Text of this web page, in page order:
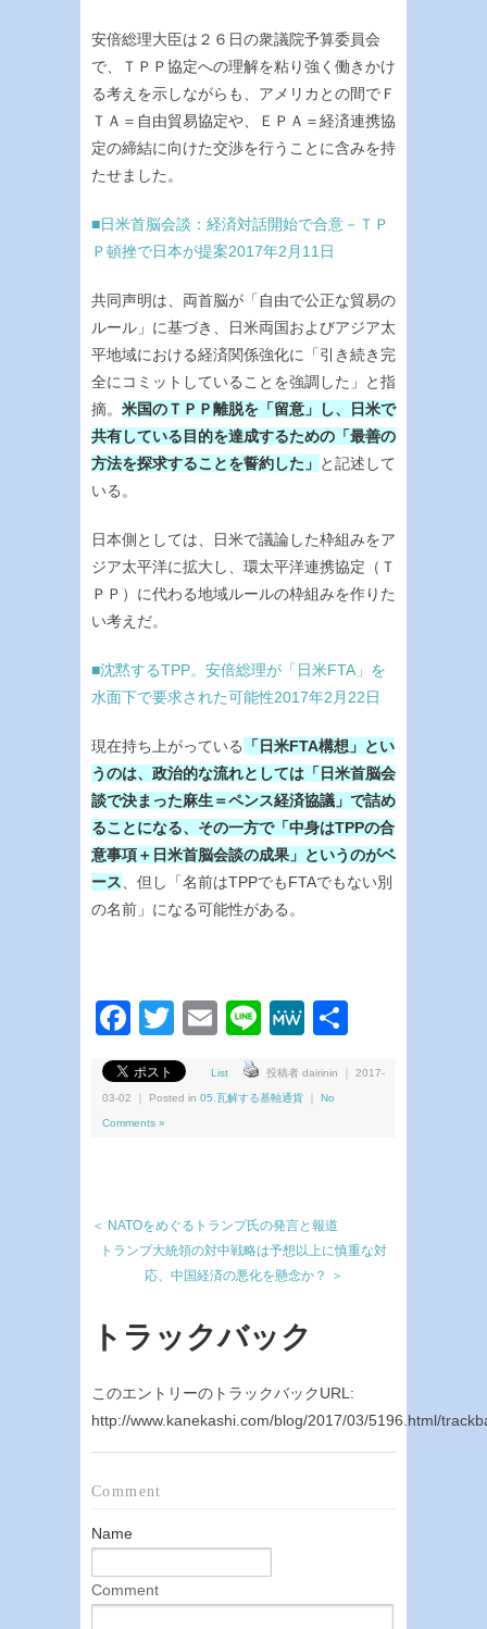
安倍総理大臣は２６日の衆議院予算委員会
で、ＴＰＰ協定への理解を粘り強く働きかけ
る考えを示しながらも、アメリカとの間でＦ
ＴＡ＝自由貿易協定や、ＥＰＡ＝経済連携協
定の締結に向けた交渉を行うことに含みを持
たせました。
■日米首脳会談：経済対話開始で合意－ＴＰ
Ｐ頓挫で日本が提案2017年2月11日
共同声明は、両首脳が「自由で公正な貿易の
ルール」に基づき、日米両国およびアジア太
平地域における経済関係強化に「引き続き完
全にコミットしていることを強調した」と指
摘。 米国のＴＰＰ離脱を「留意」し、日米で
共有している目的を達成するための「最善の
方法を探求することを誓約した」 と記述して
いる。
日本側としては、日米で議論した枠組みをア
ジア太平洋に拡大し、環太平洋連携協定（Ｔ
ＰＰ）に代わる地域ルールの枠組みを作りた
い考えだ。
■沈黙するTPP。安倍総理が「日米FTA」を
水面下で要求された可能性2017年2月22日
現在持ち上がっている
「日米FTA構想」とい
うのは、政治的な流れとしては「日米首脳会
談で決まった麻生＝ペンス経済協議」で詰め
ることになる、その一方で「中身はTPPの合
意事項＋日米首脳会談の成果」というのがベ
ース 、但し「名前はTPPでもFTAでもない別
の名前」になる可能性がある。
Facebook
Twitter
EmailLineMeWe
List 投稿者 dairinin ｜ 2017-
03-02 ｜ Posted in 05.瓦解する基軸通貨 No
Comments »
＜ NATOをめぐるトランプ氏の発言と報道
トランプ大統領の対中戦略は予想以上に慎重な対
応、中国経済の悪化を懸念か？ ＞
トラックバック
このエントリーのトラックバックURL:
http://www.kanekashi.com/blog/2017/03/5196.html/
Comment
Name
Comment